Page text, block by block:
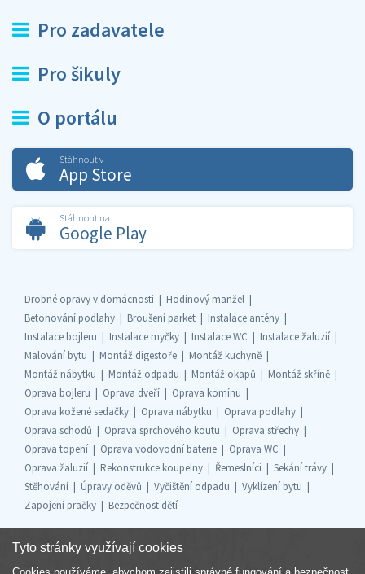
Pro zadavatele
Pro šikuly
O portálu
Stáhnout v
App Store
Stáhnout na
Google Play
Drobné opravy v domácnosti
Hodinový manžel
Betonování podlahy
Broušení parket
Instalace antény
Instalace bojleru
Instalace myčky Instalace WC
Instalace žaluzií
Malování bytu
Montáž digestoře
Montáž kuchyně
Montáž nábytku
Montáž odpadu Montáž okapů
Montáž skříně
Oprava bojleru
Oprava dveří
Oprava komínu
Oprava kožené sedačky
Oprava nábytku
Oprava podlahy
Oprava schodů
Oprava sprchového koutu
Oprava střechy
Oprava topení
Oprava vodovodní baterie
Oprava WC
Oprava žaluzií
Rekonstrukce koupelny Řemeslníci
Sekání trávy
Stěhování
Úpravy oděvů Vyčištění odpadu
Vyklízení bytu
Zapojení pračky
Bezpečnost dětí
Tyto stránky využívají cookies